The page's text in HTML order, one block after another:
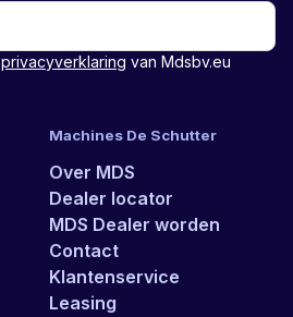
Machines De Schutter
Over MDS
Dealer locator
MDS Dealer worden
Contact
Klantenservice
Leasing
privacyverklaring van Mdsbv.eu